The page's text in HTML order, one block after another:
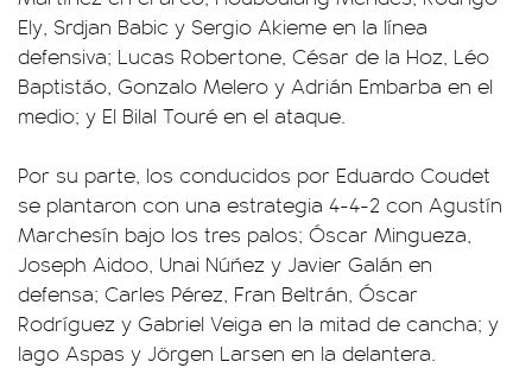
Ely, Srdjan Babic y Sergio Akieme en la línea
defensiva; Lucas Robertone, César de la Hoz, Léo
Baptistão, Gonzalo Melero y Adrián Embarba en el
medio; y El Bilal Touré en el ataque.
Por su parte, los conducidos por Eduardo Coudet
se plantaron con una estrategia 4-4-2 con Agustín
Marchesín bajo los tres palos; Óscar Mingueza,
Joseph Aidoo, Unai Núñez y Javier Galán en
defensa; Carles Pérez, Fran Beltrán, Óscar
Rodríguez y Gabriel Veiga en la mitad de cancha; y
Iago Aspas y Jörgen Larsen en la delantera.